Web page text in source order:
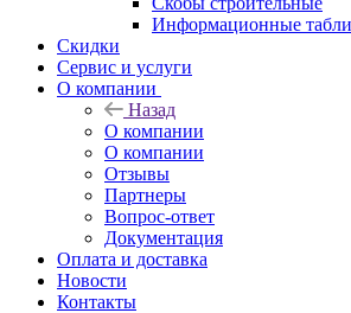
Информационные
Скидки
Сервис и услуги
О компании
Назад
О компании
О компании
Отзывы
Партнеры
Вопрос-ответ
Документация
Оплата и доставка
Новости
Контакты